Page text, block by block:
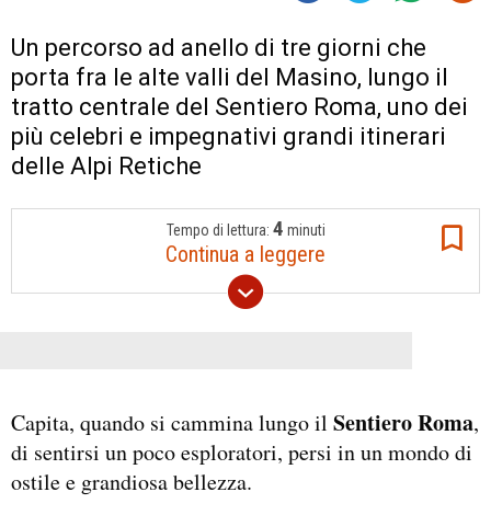
Un percorso ad anello di tre giorni che
porta fra le alte valli del Masino, lungo il
tratto centrale del Sentiero Roma, uno dei
più celebri e impegnativi grandi itinerari
delle Alpi Retiche
Tempo di lettura: 4 minuti
Continua a leggere
Capita, quando si cammina lungo il Sentiero Roma,
di sentirsi un poco esploratori, persi in un mondo di
ostile e grandiosa bellezza.